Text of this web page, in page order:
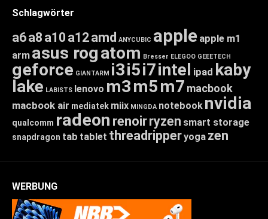
Schlagwörter
a6a8 a10 a12amd ANYCUBIC apple apple m1
arm asus rogatom Bresser ELEGOO GEEETECH
geforce GIANTARM i3i5i7intel ipad kaby
lake LABISTS lenovo m3m5m7 macbook
macbook air mediatek miix MINGDA notebook nvidia
qualcomm radeon renoirryzen smart storage
snapdragon tab tablet threadripperyoga zen
WERBUNG